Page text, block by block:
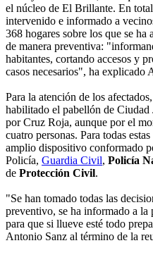
el núcleo de El Brillante. En
intervenido e informado a
368 hogares sobre los que se ha
de manera preventiva:
habitantes, cortando accesos y
casos necesarios", ha explicado
Para la atención de los
habilitado el pabellón de Ciudad
por Cruz Roja, aunque por el
cuatro personas. Para todas
amplio dispositivo conformado
Policía, Guardia Civil, Policía
de Protección Civil.
"Se han tomado todas las
preventivo, se ha informado a la
para que si llueve esté todo
Antonio Sanz al término de la